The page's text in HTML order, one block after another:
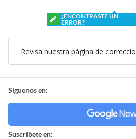
¿ENCONTRASTE UN
ERROR?
Revisa nuestra página de
Síguenos en:
Suscríbete en: